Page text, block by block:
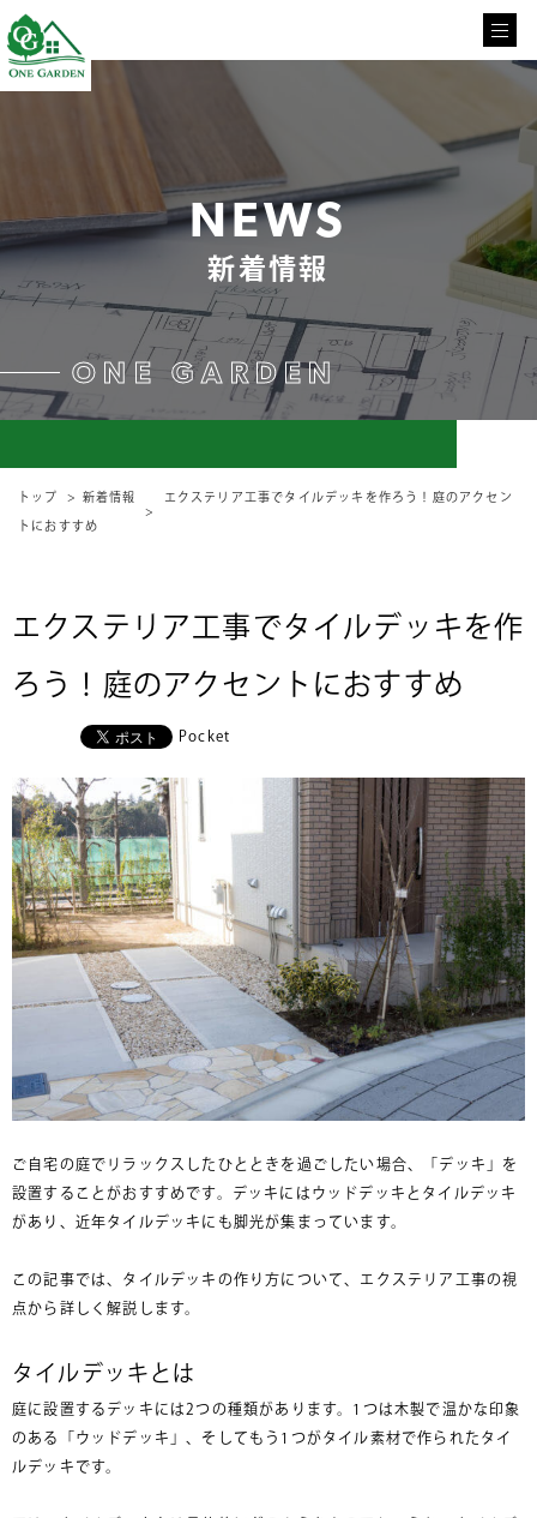
NEWS
新着情報
ONE GARDEN
トップ 新着情報 エクステリア工事でタイルデッキを作ろう！庭のアクセン
トにおすすめ
エクステリア工事でタイルデッキを作
ろう！庭のアクセントにおすすめ
Pocket
ご自宅の庭でリラックスしたひとときを過ごしたい場合、「デッキ」を
設置することがおすすめです。デッキにはウッドデッキとタイルデッキ
があり、近年タイルデッキにも脚光が集まっています。
この記事では、タイルデッキの作り方について、エクステリア工事の視
点から詳しく解説します。
タイルデッキとは
庭に設置するデッキには2つの種類があります。1つは木製で温かな印象
のある「ウッドデッキ」、そしてもう1つがタイル素材で作られたタイ
ルデッキです。